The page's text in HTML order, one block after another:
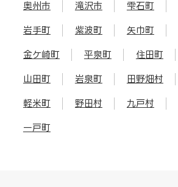
奥州市 滝沢市 雫石町
岩手町 紫波町 矢巾町
金ケ崎町 平泉町 住田町
山田町 岩泉町 田野畑村
軽米町 野田村 九戸村
一戸町